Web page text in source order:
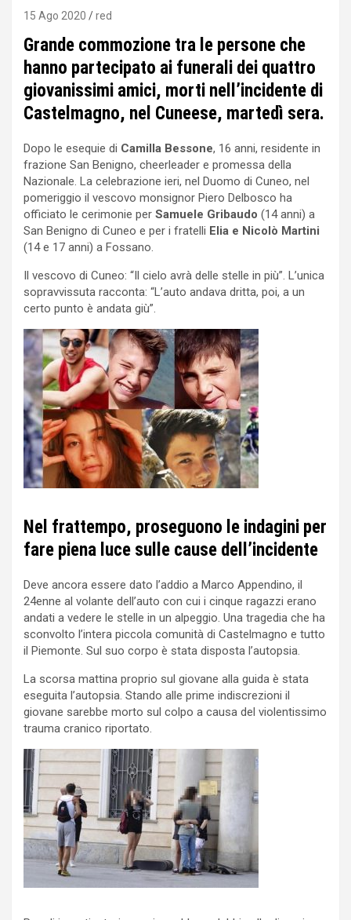
15 Ago 2020 red
Grande commozione tra le persone che
hanno partecipato ai funerali dei quattro
giovanissimi amici, morti nell’incidente di
Castelmagno, nel Cuneese, martedì sera.
Dopo le esequie di Camilla Bessone, 16 anni, residente in
frazione San Benigno, cheerleader e promessa della
Nazionale. La celebrazione ieri, nel Duomo di Cuneo, nel
pomeriggio il vescovo monsignor Piero Delbosco ha
officiato le cerimonie per Samuele Gribaudo (14 anni) a
San Benigno di Cuneo e per i fratelli Elia e Nicolò Martini
(14 e 17 anni) a Fossano.
Il vescovo di Cuneo: “Il cielo avrà delle stelle in più”. L’unica
sopravvissuta racconta: “L’auto andava dritta, poi, a un
certo punto è andata giù”.
Nel frattempo, proseguono le indagini per
fare piena luce sulle cause dell’incidente
Deve ancora essere dato l’addio a Marco Appendino, il
24enne al volante dell’auto con cui i cinque ragazzi erano
andati a vedere le stelle in un alpeggio. Una tragedia che ha
sconvolto l’intera piccola comunità di Castelmagno e tutto
il Piemonte. Sul suo corpo è stata disposta l’autopsia.
La scorsa mattina proprio sul giovane alla guida è stata
eseguita l’autopsia. Stando alle prime indiscrezioni il
giovane sarebbe morto sul colpo a causa del violentissimo
trauma cranico riportato.